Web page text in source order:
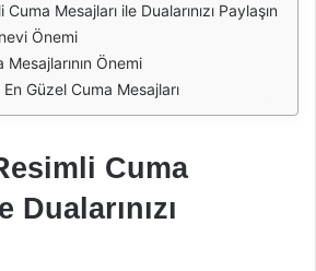
Mesajları ile Dualarınızı Paylaşın
Önemi
Mesajlarının Önemi
En Güzel Cuma Mesajları
Cuma
Dualarınızı